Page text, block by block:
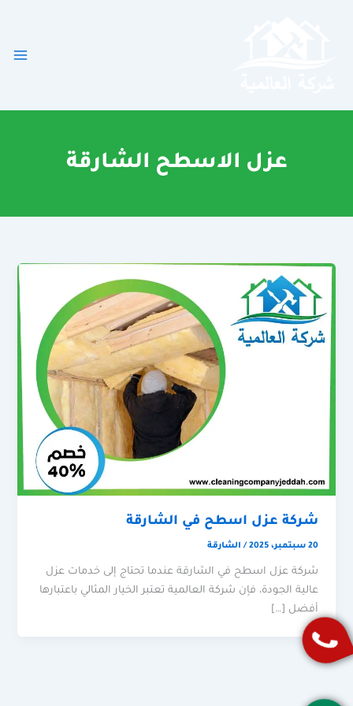
عزل الاسطح الشارقة
شركة عزل اسطح في الشارقة
20 سبتمبر، 2025 / الشارقة
شركة عزل اسطح في الشارقة عندما تحتاج إلى خدمات عزل
عالية الجودة، فإن شركة العالمية تعتبر الخيار المثالي باعتبارها
أفضل […]